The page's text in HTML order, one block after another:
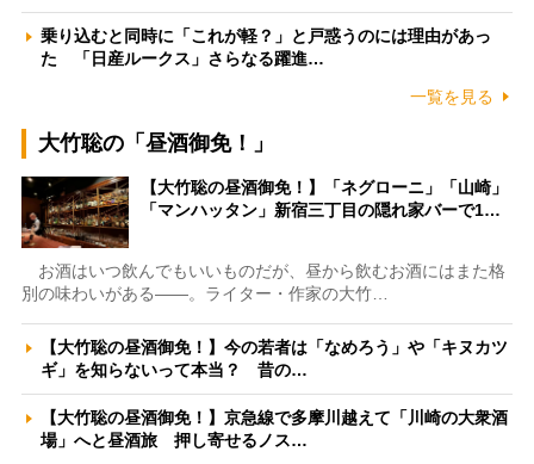
乗り込むと同時に「これが軽？」と戸惑うのには理由があっ
た 「日産ルークス」さらなる躍進…
一覧を見る
大竹聡の「昼酒御免！」
【大竹聡の昼酒御免！】「ネグローニ」「山崎」
「マンハッタン」新宿三丁目の隠れ家バーで1…
お酒はいつ飲んでもいいものだが、昼から飲むお酒にはまた格
別の味わいがある――。ライター・作家の大竹…
【大竹聡の昼酒御免！】今の若者は「なめろう」や「キヌカツ
ギ」を知らないって本当？ 昔の…
【大竹聡の昼酒御免！】京急線で多摩川越えて「川崎の大衆酒
場」へと昼酒旅 押し寄せるノス…